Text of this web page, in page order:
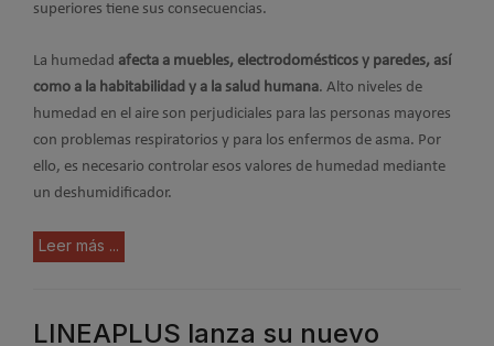
superiores tiene sus consecuencias.
La humedad afecta a muebles, electrodomésticos y paredes, así
como a la habitabilidad y a la salud humana. Alto niveles de
humedad en el aire son perjudiciales para las personas mayores
con problemas respiratorios y para los enfermos de asma. Por
ello, es necesario controlar esos valores de humedad mediante
un deshumidificador.
Leer más ...
LINEAPLUS lanza su nuevo